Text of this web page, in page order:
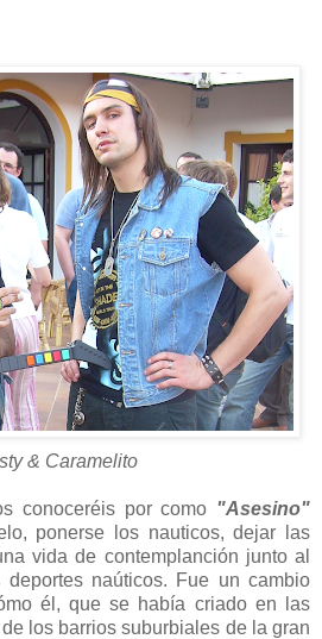
& Caramelito
conoceréis por como "Asesino"
ponerse los nauticos, dejar las
vida de contemplanción junto al
naúticos. Fue un cambio
él, que se había criado en las
los barrios suburbiales de la gran